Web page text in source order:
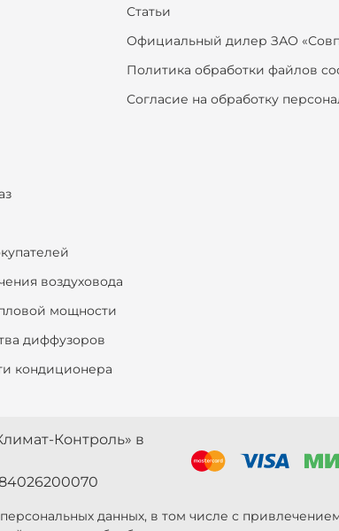
Статьи
Официальный дилер ЗАО
Политика обработки файлов
Согласие на обработку
воздуховода
мощности
диффузоров
кондиционера
Контроль» в
данных, в том числе с